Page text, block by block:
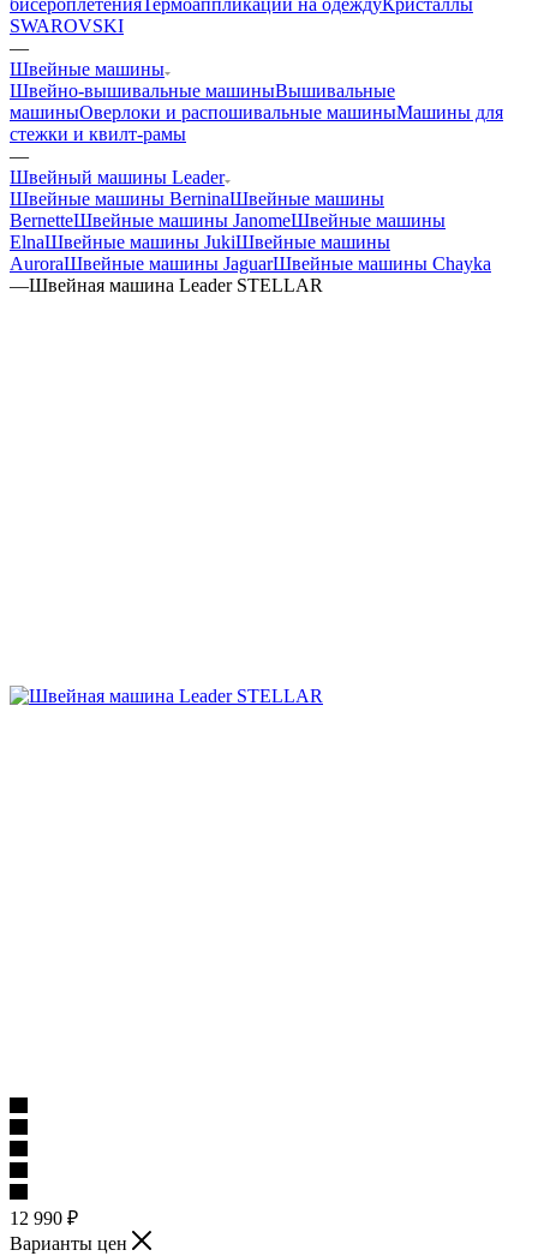
SWAROVSKI
—
Швейные машины
Швейно-вышивальные машиныВышивальные
машиныОверлоки и распошивальные машиныМашины для
стежки и квилт-рамы
—
Швейный машины Leader
Швейные машины BerninaШвейные машины
BernetteШвейные машины JanomeШвейные машины
ElnaШвейные машины JukiШвейные машины
AuroraШвейные машины JaguarШвейные машины Chayka
—Швейная машина Leader STELLAR
12 990 ₽
Варианты цен